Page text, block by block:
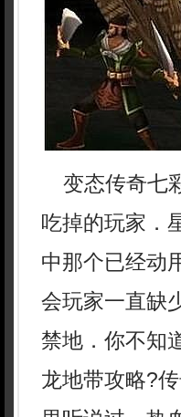
变态传奇七
吃掉的玩家．
中那个已经动
会玩家一直缺
禁地．你不知
龙地带攻略?